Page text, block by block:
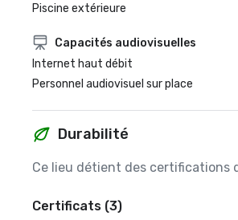
Piscine extérieure
Capacités audiovisuelles
Internet haut débit
Personnel audiovisuel sur place
Durabilité
Ce lieu détient des certifications
Certificats (3)